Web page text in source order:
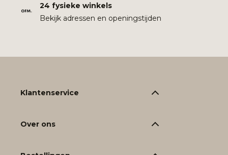
24 fysieke winkels
Bekijk adressen en openingstijden
Klantenservice
Over ons